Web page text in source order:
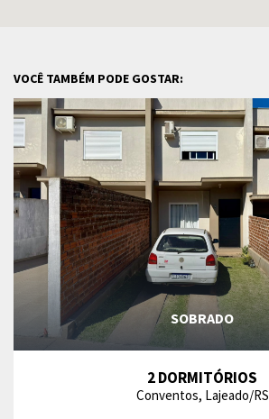
VOCÊ TAMBÉM PODE GOSTAR:
SOBRADO
2 DORMITÓRIOS
Conventos, Lajeado/RS